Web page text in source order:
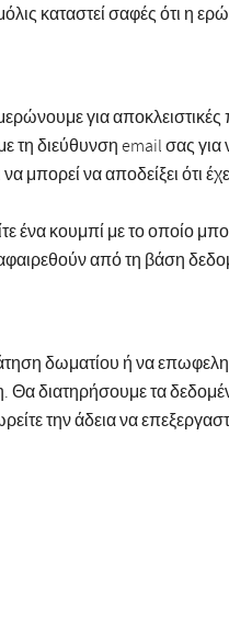
καταστεί σαφές ότι η
για
διεύθυνση email σας για
να αποδείξει ότι
ένα κουμπί με το οποίο
αφαιρεθούν από τη βάση
δωματίου ή να
διατηρήσουμε τα
την άδεια να